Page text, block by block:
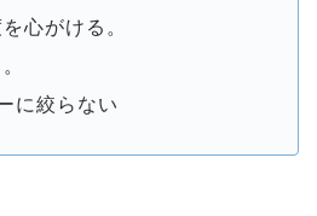
心がける。
に絞らない